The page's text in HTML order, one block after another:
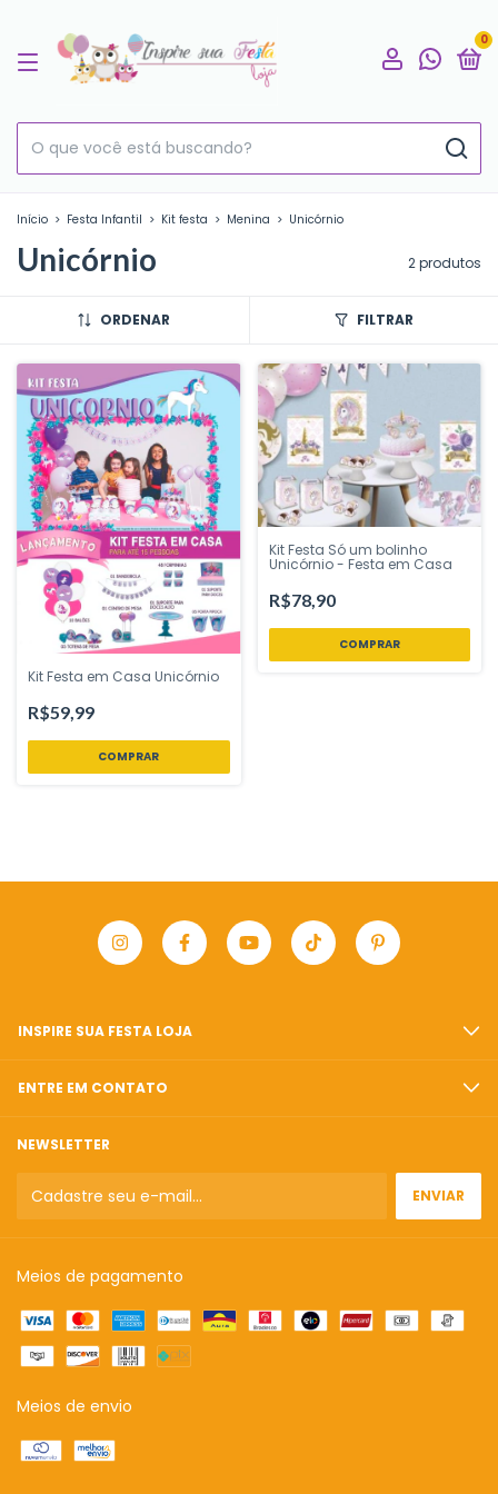
0
Início > Festa Infantil > Kit festa > Menina > Unicórnio
Unicórnio 2 produtos
ORDENAR FILTRAR
Kit Festa em Casa Unicórnio
R$59,99
Kit Festa Só um bolinho
Unicórnio - Festa em Casa
R$78,90
INSPIRE SUA FESTA LOJA
ENTRE EM CONTATO
NEWSLETTER
Meios de pagamento
Meios de envio